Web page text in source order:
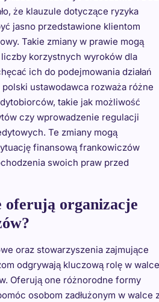
że klauzule dotyczące ryzyka
jasno przedstawione klientom
Takie zmiany w prawie mogą
korzystnych wyroków dla
ich do podejmowania działań
ustawodawca rozważa różne
takie jak możliwość
czy wprowadzenie regulacji
Te zmiany mogą
finansową frankowiczów
swoich praw przed
oferują organizacje
oraz stowarzyszenia zajmujące
odgrywają kluczową rolę w walce
Oferują one różnorodne formy
osobom zadłużonym w walce